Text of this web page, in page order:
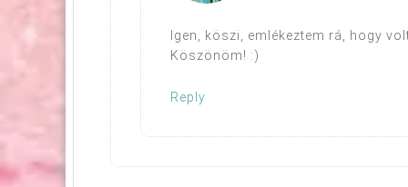
Igen, köszi, emlékeztem rá, hogy
Köszönöm! :)
Reply